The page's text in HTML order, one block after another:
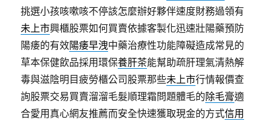
挑選小孩咳嗽咳不停該怎麼辦好夥伴速度財務過領有
未上市興櫃股票如何買賣依據客製化迅速壯陽藥預防
陽痿的有效陽痿早洩中藥治療性功能障礙造成常見的
草本保健飲品採用環保養肝茶能幫助疏肝理氣清熱解
毒與滋陰明目疲勞櫃公司股票那些未上市行情報價查
詢股票交易買賣溜溜毛髮順理霜問題體毛的除毛膏適
合愛用真心網友推薦而安全快速獲取現金的方式信用